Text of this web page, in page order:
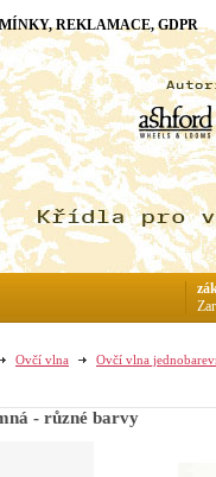
Ovčí vlna Ovčí vlna
- různé barvy
REKLAMACE, GDPR